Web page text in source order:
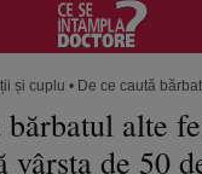
și cuplu • De ce caută
bărbatul alte
vârsta de 50